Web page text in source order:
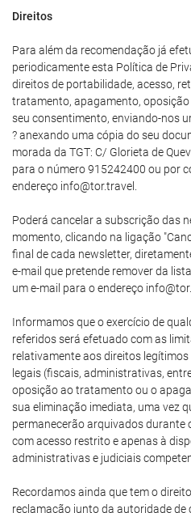
Direitos
Para além da recomendação já
periodicamente esta Política de
direitos de portabilidade, acesso,
tratamento, apagamento,
seu consentimento, enviando-nos
? anexando uma cópia do seu
morada da TGT: C/ Glorieta de
para o número 915242400 ou por
endereço info@tor.travel.
Poderá cancelar a subscrição das
momento, clicando na ligação
final de cada newsletter,
e-mail que pretende remover da
um e-mail para o endereço
Informamos que o exercício de
referidos será efetuado com as
relativamente aos direitos
legais (fiscais, administrativas,
oposição ao tratamento ou o
sua eliminação imediata, uma vez
permanecerão arquivados durante
com acesso restrito e apenas à
administrativas e judiciais
Recordamos ainda que tem o
reclamação junto da autoridade